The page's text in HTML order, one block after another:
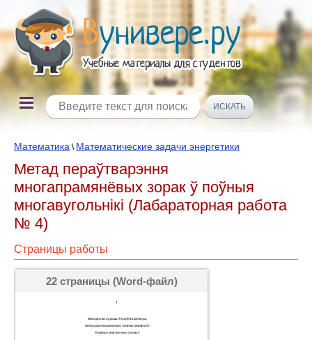
Математика \ Математические задачи энергетики
Метад пераўтварэння
многапрамянёвых зорак ў поўныя
многавугольнiкi (Лабараторная работа
№ 4)
Страницы работы
22 страницы (Word-файл)